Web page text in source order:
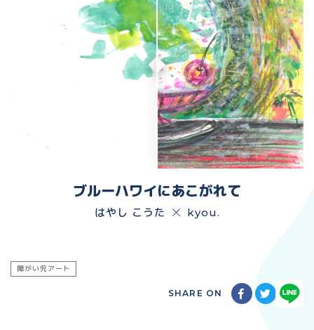
ブルーハワイにあこがれて
はやし こうた kyou.
障がい児アート
SHARE ON